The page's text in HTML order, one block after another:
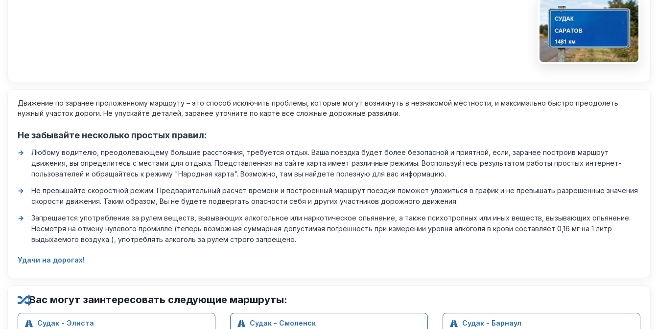
Движение по заранее проложенному маршруту – это способ исключить проблемы, которые могут возникнуть в незнакомой местности, и максимально быстро преодолеть
нужный участок дороги. Не упускайте деталей, заранее уточните по карте все сложные дорожные развилки.
Не забывайте несколько простых правил:
Любому водителю, преодолевающему большие расстояния, требуется отдых. Ваша поездка будет более безопасной и приятной, если, заранее построив маршрут
движения, вы определитесь с местами для отдыха. Представленная на сайте карта имеет различные режимы. Воспользуйтесь результатом работы простых интернет-
пользователей и обращайтесь к режиму "Народная карта". Возможно, там вы найдете полезную для вас информацию.
Не превышайте скоростной режим. Предварительный расчет времени и построенный маршрут поездки поможет уложиться в график и не превышать разрешенные значения
скорости движения. Таким образом, Вы не будете подвергать опасности себя и других участников дорожного движения.
Запрещается употребление за рулем веществ, вызывающих алкогольное или наркотическое опьянение, а также психотропных или иных веществ, вызывающих опьянение.
Несмотря на отмену нулевого промилле (теперь возможная суммарная допустимая погрешность при измерении уровня алкоголя в крови составляет 0,16 мг на 1 литр
выдыхаемого воздуха ), употреблять алкоголь за рулем строго запрещено.
Удачи на дорогах!
Вас могут заинтересовать следующие маршруты:
Судак - Элиста Судак - Смоленск Судак - Барнаул